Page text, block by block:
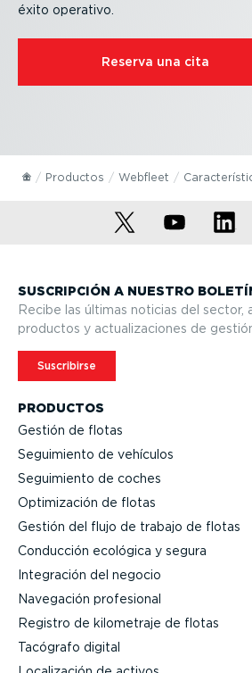
éxito operativo.
Reserva una cita
Productos Webfleet
PRODUCTOS
Gestión de flotas
Seguimiento de vehículos
Seguimiento de coches
Optimi­zación de flotas
Gestión del flujo de trabajo de flotas
Conducción ecológica y segura
Integración del negocio
Navegación profesional
Registro de kilometraje de flotas
Tacógrafo digital
SUSCRIPCIÓN A NUESTRO
Recibe las últimas noticias del sector,
productos y actua­li­za­ciones de
Suscribirse